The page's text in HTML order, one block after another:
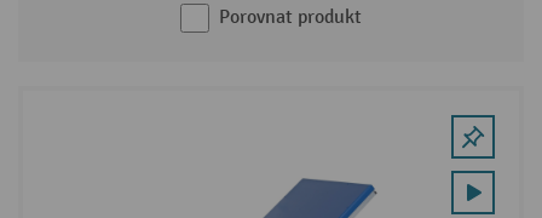
Porovnat produkt